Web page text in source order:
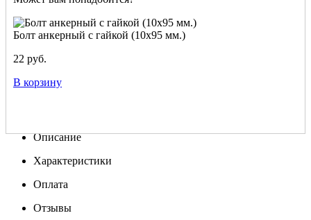
Болт анкерный с гайкой (10x95 мм.)
22 руб.
В корзину
Описание
Характеристики
Оплата
Отзывы